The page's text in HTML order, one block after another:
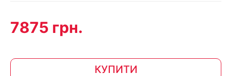
7875 грн.
КУПИТИ